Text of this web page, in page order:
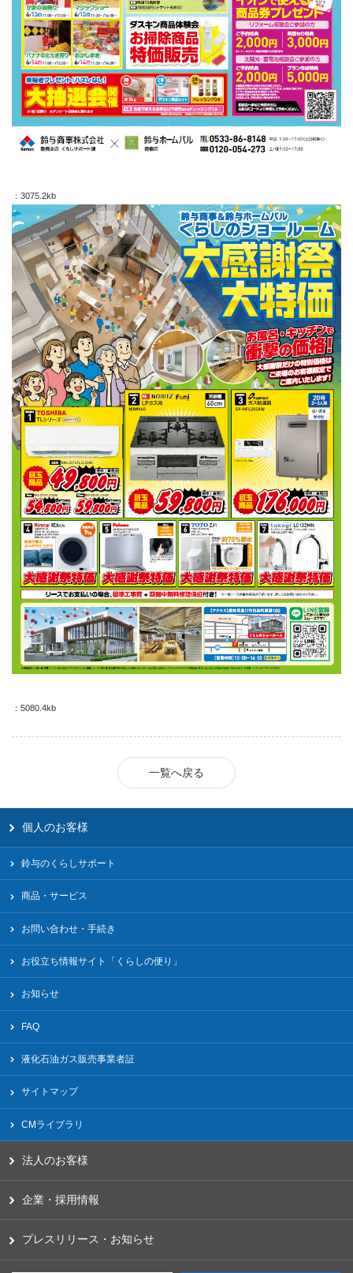
：3075.2kb
：5080.4kb
一覧へ戻る
個人のお客様
鈴与のくらしサポート
商品・サービス
お問い合わせ・手続き
お役立ち情報サイト「くらしの便り」
お知らせ
FAQ
液化⽯油ガス販売事業者証
サイトマップ
CMライブラリ
法人のお客様
企業・採用情報
プレスリリース・お知らせ